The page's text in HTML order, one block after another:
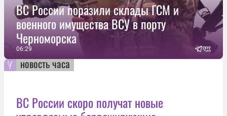
ВС России поразили склады ГСМ и
военного имущества ВСУ в порту
Черноморска
06:29
новость часа
ВС России скоро получат новые